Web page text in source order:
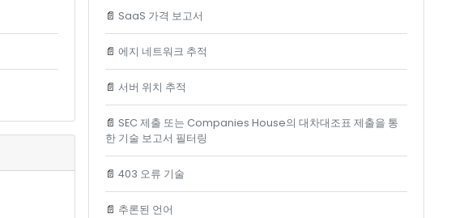
📄 SaaS 가격 보고서
📄 에지 네트워크 추적
📄 서버 위치 추적
📄 SEC 제출 또는 Companies House의 대차대조표 제출을 통
한 기술 보고서 필터링
📄 403 오류 기술
📄 추론된 언어